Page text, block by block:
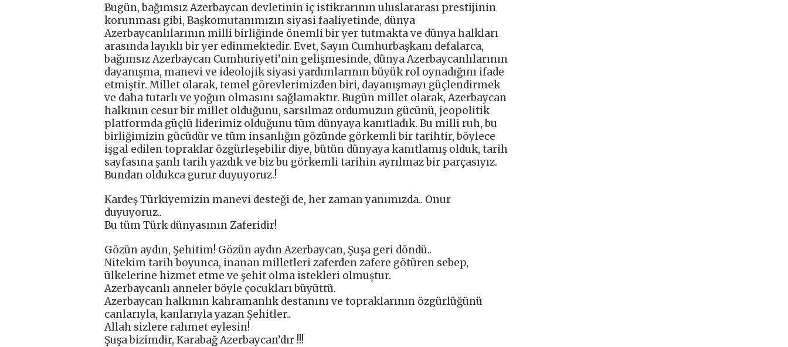
Bugün, bağımsız Azerbaycan devletinin iç istikrarının uluslararası prestijinin
korunması gibi, Başkomutanımızın siyasi faaliyetinde, dünya
Azerbaycanlılarının milli birliğinde önemli bir yer tutmakta ve dünya halkları
arasında layıklı bir yer edinmektedir. Evet, Sayın Cumhurbaşkanı defalarca,
bağımsız Azerbaycan Cumhuriyeti’nin gelişmesinde, dünya Azerbaycanlılarının
dayanışma, manevi ve ideolojik siyasi yardımlarının büyük rol oynadığını ifade
etmiştir. Millet olarak, temel görevlerimizden biri, dayanışmayı güçlendirmek
ve daha tutarlı ve yoğun olmasını sağlamaktır. Bugün millet olarak, Azerbaycan
halkının cesur bir millet olduğunu, sarsılmaz ordumuzun gücünü, jeopolitik
platformda güçlü liderimiz olduğunu tüm dünyaya kanıtladık. Bu milli ruh, bu
birliğimizin gücüdür ve tüm insanlığın gözünde görkemli bir tarihtir, böylece
işgal edilen topraklar özgürleşebilir diye, bütün dünyaya kanıtlamış olduk, tarih
sayfasına şanlı tarih yazdık ve biz bu görkemli tarihin ayrılmaz bir parçasıyız.
Bundan oldukca gurur duyuyoruz.!
Kardeş Türkiyemizin manevi desteği de, her zaman yanımızda.. Onur
duyuyoruz..
Bu tüm Türk dünyasının Zaferidir!
Gözün aydın, Şehitim! Gözün aydın Azerbaycan, Şuşa geri döndü..
Nitekim tarih boyunca, inanan milletleri zaferden zafere götüren sebep,
ülkelerine hizmet etme ve şehit olma istekleri olmuştur.
Azerbaycanlı anneler böyle çocukları büyüttü.
Azerbaycan halkının kahramanlık destanını ve topraklarının özgürlüğünü
canlarıyla, kanlarıyla yazan Şehitler..
Allah sizlere rahmet eylesin!
Şuşa bizimdir, Karabağ Azerbaycan’dır !!!